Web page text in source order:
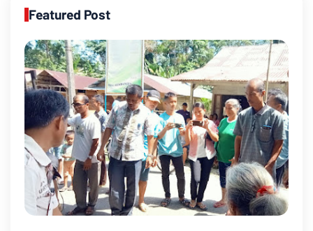
Featured Post